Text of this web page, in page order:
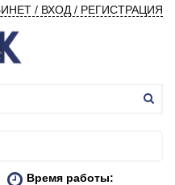
/ ВХОД / РЕГИСТРАЦИЯ
Время работы: